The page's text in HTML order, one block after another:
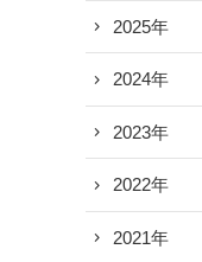
2025年
2024年
2023年
2022年
2021年